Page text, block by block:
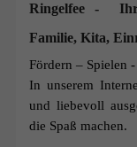
Ringelfee - Ihr
Familie, Kita,
Fördern – Spielen
In unserem
und liebevoll
die Spaß machen.